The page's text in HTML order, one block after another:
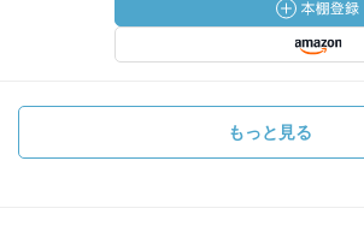
もっと見る